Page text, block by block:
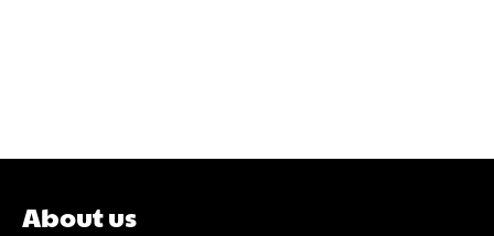
About us